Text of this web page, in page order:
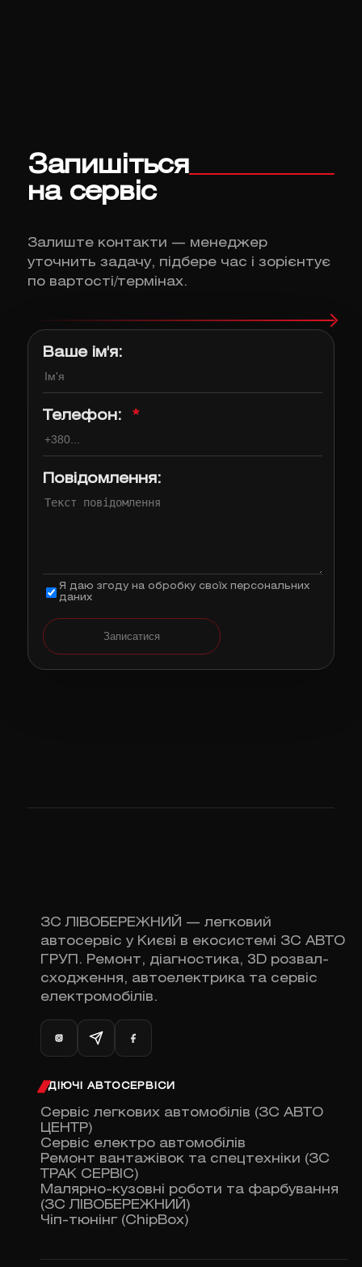
Запишіться
на сервіс
Залиште контакти — менеджер
уточнить задачу, підбере час і зорієнтує
по вартості/термінах.
Ваше ім'я:
Телефон: *
Повідомлення:
Я даю згоду на обробку своїх персональних
даних
Записатися
ЗС ЛІВОБЕРЕЖНИЙ — легковий
автосервіс у Києві в екосистемі ЗС АВТО
ГРУП. Ремонт, діагностика, 3D розвал-
сходження, автоелектрика та сервіс
електромобілів.
ДІЮЧІ АВТОСЕРВІСИ
Сервіс легкових автомобілів (ЗС АВТО
ЦЕНТР)
Сервіс електро автомобілів
Ремонт вантажівок та спецтехніки (ЗС
ТРАК СЕРВІС)
Малярно-кузовні роботи та фарбування
(ЗС ЛІВОБЕРЕЖНИЙ)
Чіп-тюнінг (ChipBox)